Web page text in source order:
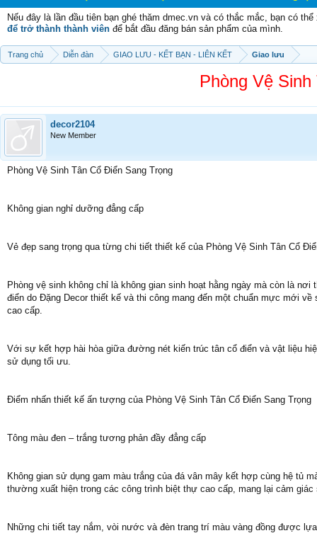
Nếu đây là lần đầu tiên bạn ghé thăm dmec.vn và có thắc mắc, bạn có
để trở thành thành viên để bắt đầu đăng bán sản phẩm của mình.
Trang chủ Diễn đàn GIAO LƯU - KẾT BẠN - LIÊN KẾT Giao lưu
Phòng Vệ
decor2104
New Member
Phòng Vệ Sinh Tân Cổ Điển Sang Trọng
Không gian nghỉ dưỡng đẳng cấp
Vẻ đẹp sang trọng qua từng chi tiết thiết kế của Phòng Vệ Sinh Tân Cổ
Phòng vệ sinh không chỉ là không gian sinh hoạt hằng ngày mà còn là
điển do Đặng Decor thiết kế và thi công mang đến một chuẩn mực mới
cao cấp.
Với sự kết hợp hài hòa giữa đường nét kiến trúc tân cổ điển và vật liệu
sử dụng tối ưu.
Điểm nhấn thiết kế ấn tượng của Phòng Vệ Sinh Tân Cổ Điển Sang Trọng
Tông màu đen – trắng tương phản đầy đẳng cấp
Không gian sử dụng gam màu trắng của đá vân mây kết hợp cùng hệ tủ
thường xuất hiện trong các công trình biệt thự cao cấp, mang lại cảm
Những chi tiết tay nắm, vòi nước và đèn trang trí màu vàng đồng được